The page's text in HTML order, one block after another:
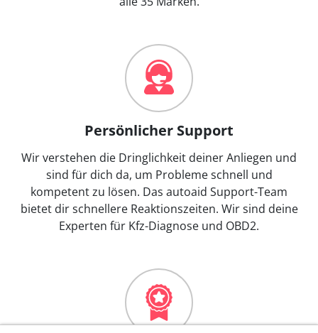
Persönlicher Support
Wir verstehen die Dringlichkeit deiner Anliegen und
sind für dich da, um Probleme schnell und
kompetent zu lösen. Das autoaid Support-Team
bietet dir schnellere Reaktionszeiten. Wir sind deine
Experten für Kfz-Diagnose und OBD2.